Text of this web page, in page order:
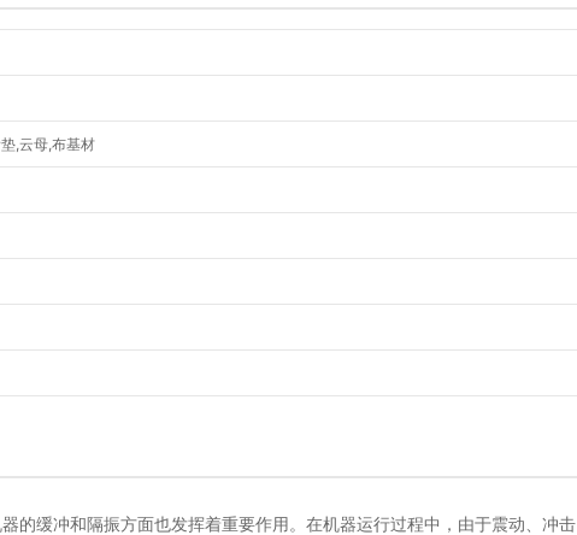
,云母,布基材
的缓冲和隔振方面也发挥着重要作用。在机器运行过程中，由于震动、冲击